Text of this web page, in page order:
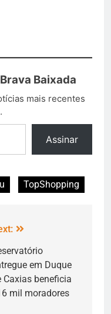
Baixada
mais recentes
Assinar
TopShopping
em Duque
Caxias beneficia
mil moradores